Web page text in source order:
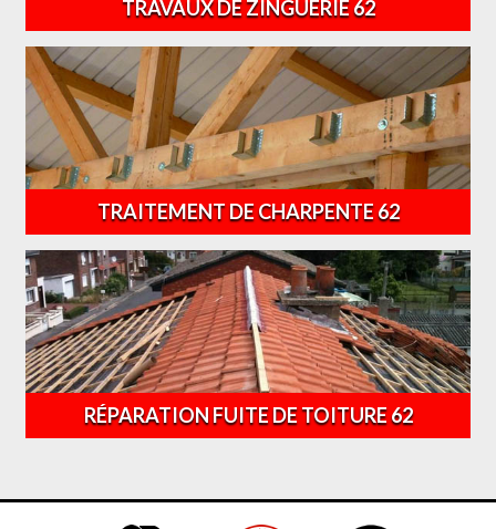
TRAVAUX DE ZINGUERIE 62
TRAITEMENT DE CHARPENTE 62
RÉPARATION FUITE DE TOITURE 62